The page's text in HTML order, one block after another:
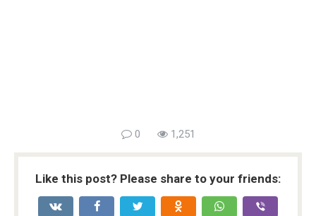
0 1,251
Like this post? Please share to your friends: